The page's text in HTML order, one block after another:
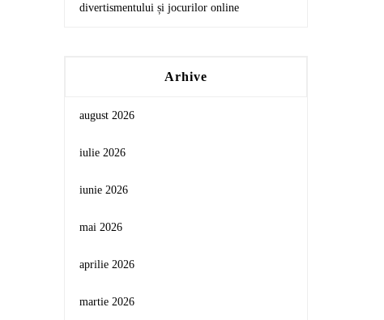
divertismentului și jocurilor online
Arhive
august 2026
iulie 2026
iunie 2026
mai 2026
aprilie 2026
martie 2026